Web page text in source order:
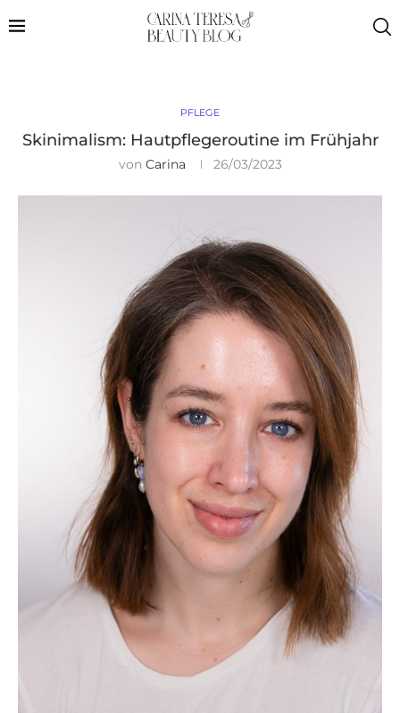
PFLEGE
Skinimalism: Hautpflegeroutine im Frühjahr
von Carina 26/03/2023